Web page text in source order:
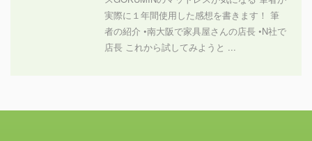
実際に１年間使用した感想を書きます！ 筆
者の紹介 •南大阪で家具屋さんの店長 •N社で
店長 これから試してみようと ...